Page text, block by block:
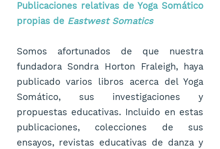
Publicaciones relativas de Yoga Somático
propias de Eastwest Somatics
Somos afortunados de que nuestra
fundadora Sondra Horton Fraleigh, haya
publicado varios libros acerca del Yoga
Somático, sus investigaciones y
propuestas educativas. Incluido en estas
publicaciones, colecciones de sus
ensayos, revistas educativas de danza y